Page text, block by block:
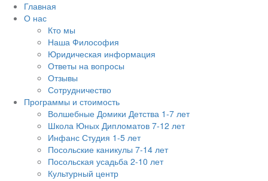
Главная
О нас
Кто мы
Наша Философия
Юридическая информация
Ответы на вопросы
Отзывы
Сотрудничество
Программы и стоимость
Волшебные Домики Детства 1-7 лет
Школа Юных Дипломатов 7-12 лет
Инфанс Студия 1-5 лет
Посольские каникулы 7-14 лет
Посольская усадьба 2-10 лет
Культурный центр